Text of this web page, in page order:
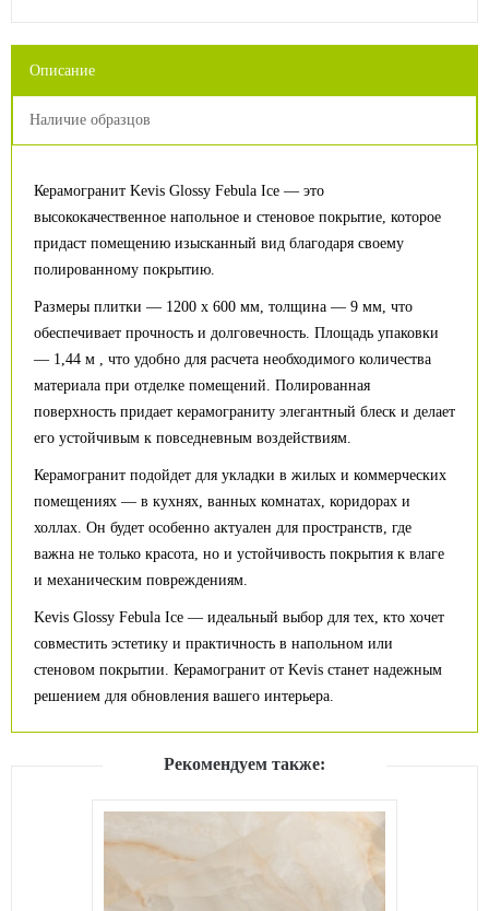
Описание
Наличие образцов
Керамогранит Kevis Glossy Febula Ice — это
высококачественное напольное и стеновое покрытие, которое
придаст помещению изысканный вид благодаря своему
полированному покрытию.
Размеры плитки — 1200 х 600 мм, толщина — 9 мм, что
обеспечивает прочность и долговечность. Площадь упаковки
— 1,44 м , что удобно для расчета необходимого количества
материала при отделке помещений. Полированная
поверхность придает керамограниту элегантный блеск и делает
его устойчивым к повседневным воздействиям.
Керамогранит подойдет для укладки в жилых и коммерческих
помещениях — в кухнях, ванных комнатах, коридорах и
холлах. Он будет особенно актуален для пространств, где
важна не только красота, но и устойчивость покрытия к влаге
и механическим повреждениям.
Kevis Glossy Febula Ice — идеальный выбор для тех, кто хочет
совместить эстетику и практичность в напольном или
стеновом покрытии. Керамогранит от Kevis станет надежным
решением для обновления вашего интерьера.
Рекомендуем также: